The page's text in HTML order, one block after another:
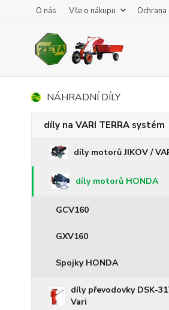
O nás Vše o nákupu
NÁHRADNÍ DÍLY
díly na VARI TERRA systém
díly motorů JIKOV /
díly motorů HONDA
GCV160
GXV160
Spojky HONDA
díly převodovky DSK-
Vari